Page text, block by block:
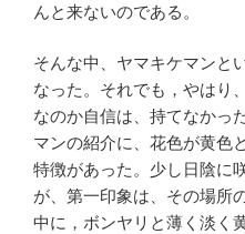
んと来ないのである。
そんな中、ヤマキケマンと
なった。それでも，やはり
なのか自信は、持てなかっ
マンの紹介に、花色が黄色
特徴があった。少し日陰に
が、第一印象は、その場所
中に，ボンヤリと薄く淡く